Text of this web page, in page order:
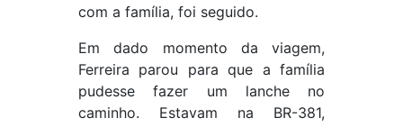
com a família, foi seguido.
Em dado momento da viagem,
Ferreira parou para que a família
pudesse fazer um lanche no
caminho. Estavam na BR-381,